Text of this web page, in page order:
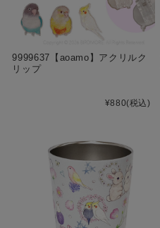
9999637【aoamo】アクリルク
リップ
¥880(税込)